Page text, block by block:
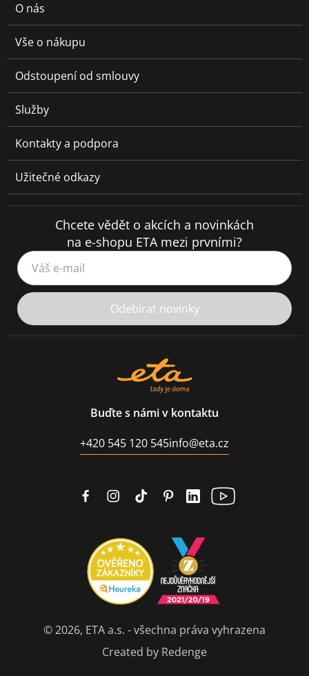
O nás
Vše o nákupu
Odstoupení od smlouvy
Služby
Kontakty a podpora
Užitečné odkazy
Chcete vědět o akcích a novinkách
na e-shopu ETA mezi prvními?
Váš e-mail
Odebírat novinky
Buďte s námi v kontaktu
+420 545 120 545info@eta.cz
© 2026, ETA a.s. - všechna práva vyhrazena
Created by Redenge